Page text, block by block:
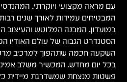
עם מראה מקצועי ויוקרתי.
המבטיחים עמידות לאורך שנים
במועדון. המבנה המלוטש והעיצוב
הסטנדרט הגבוה של עולם האודיו
השקעה חכמה שתהפוך למרכיב
בכל יום מחדש. המכשיר משלב
פשטות מנצחת שמשדרגת מיידית